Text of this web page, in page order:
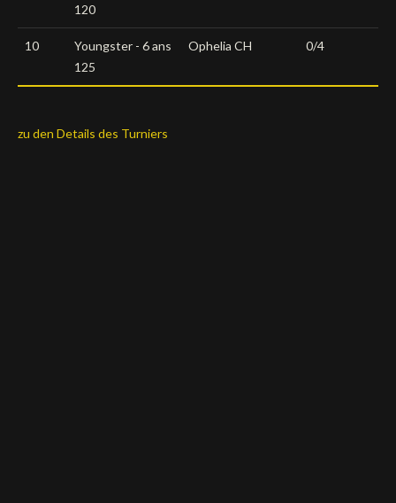
120
10
Youngster - 6 ans
125
Ophelia CH 0/4
zu den Details des Turniers